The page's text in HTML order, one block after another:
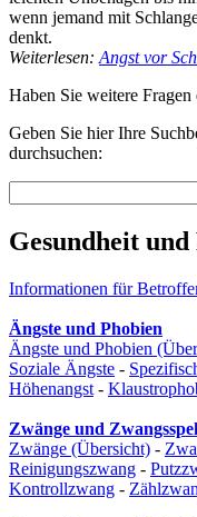
wenn jemand mit
denkt.
Weiterlesen: Angst vor
Haben Sie weitere Fragen
Geben Sie hier Ihre
durchsuchen:
Gesundheit und
Informationen für
Ängste und Phobien
Ängste und Phobien
Soziale Ängste -
Höhenangst -
Zwänge und
Zwänge (Übersicht) -
Reinigungszwang -
Kontrollzwang -